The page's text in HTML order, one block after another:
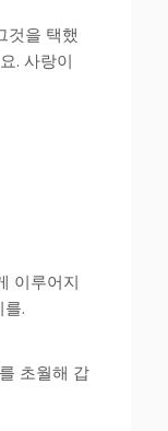
것을 택했
. 사랑이
이루어지
.
초월해 갑